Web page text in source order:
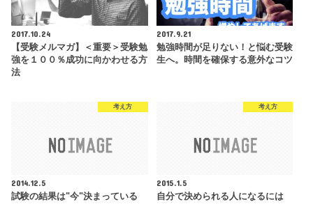
2017.10.24
【受験メルマガ】＜重要＞受験勉
強を１００％成功に向かわせる方
法
2017.9.21
勉強時間が足りない！と悩む受験
生へ。時間を確保する意外なコツ
考え方
2014.12.5
試験の結果は"今"決まっている
考え方
2015.1.5
自分で決められる人になるには